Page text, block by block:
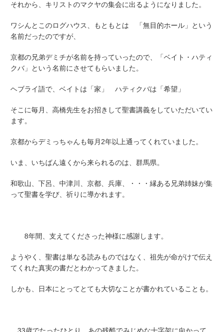
それから、キリストのマクヤの集会に出るようになりました。
ワシんとこのログハウス、もともとは 「無目的ホール」という
名前だったのですが、
京都の兄弟デミチが名前を持っていったので、「ベイト・ハティ
クバ」という名前にさせてもらいました。
ヘブライ語で、ベイトは「家」 ハティクバは「希望」
そこに毎月、高橋先生をお招きして聖書講義をしていただいてい
ます。
京都からデミっちゃんも毎月2年以上通ってくれていました。
いま、いちばん遠くから来られるのは、群馬県。
和歌山、下呂、中津川、京都、兵庫、・・・縁ある兄弟姉妹が集
って聖書を学び、祈りに導かれます。
8年間、支えてくださった神様に感謝します。
ようやく、聖書は単なる読みものではなく、祖先が命がけで伝え
てくれた真実の書だとわかってきました。
しかも、日本にとってとても大切なことが書かれていることも。